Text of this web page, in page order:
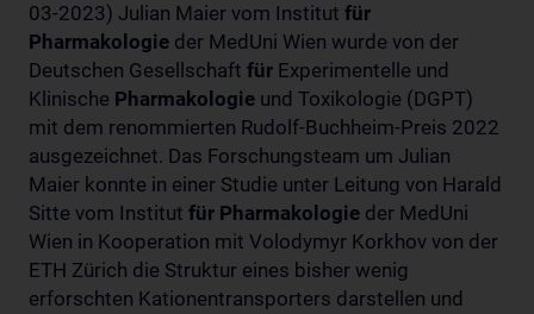
03-2023) Julian Maier vom Institut für
Pharmakologie der MedUni Wien wurde von der
Deutschen Gesellschaft für Experimentelle und
Klinische Pharmakologie und Toxikologie (DGPT)
mit dem renommierten Rudolf-Buchheim-Preis 2022
ausgezeichnet. Das Forschungsteam um Julian
Maier konnte in einer Studie unter Leitung von Harald
Sitte vom Institut für Pharmakologie der MedUni
Wien in Kooperation mit Volodymyr Korkhov von der
ETH Zürich die Struktur eines bisher wenig
erforschten Kationentransporters darstellen und